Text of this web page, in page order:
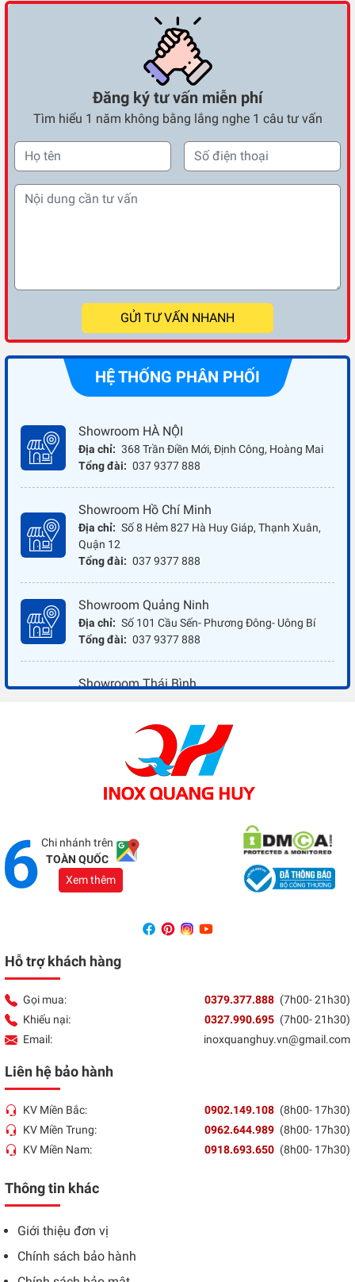
Đăng ký tư vấn miễn phí
Tìm hiểu 1 năm không bằng lắng nghe 1 câu tư vấn
GỬI TƯ VẤN NHANH
HỆ THỐNG PHÂN PHỐI
Showroom HÀ NỘI
Địa chỉ: 368 Trần Điền Mới, Định Công, Hoàng Mai
Tổng đài: 037 9377 888
Showroom Hồ Chí Minh
Địa chỉ: Số 8 Hẻm 827 Hà Huy Giáp, Thạnh Xuân,
Quận 12
Tổng đài: 037 9377 888
Showroom Quảng Ninh
Địa chỉ: Số 101 Cầu Sến- Phương Đông- Uông Bí
Tổng đài: 037 9377 888
Showroom Thái Bình
037 9377 888
Showroom Đồng Nai
Địa chỉ: 1066 - QL 51 Tổ 3- Ấp Đồng- Phước Tân-
Chi nhánh trên
TOÀN QUỐC
Xem thêm
Hỗ trợ khách hàng
Gọi mua: 0379.377.888 (7h00- 21h30)
Khiếu nại:
0327.990.695 (7h00- 21h30)
Email:
inoxquanghuy.vn@gmail.com
Liên hệ bảo hành
KV Miền Bắc: 0902.149.108 (8h00- 17h30)
KV Miền Trung:
0962.644.989 (8h00- 17h30)
KV Miền Nam:
0918.693.650 (8h00- 17h30)
Thông tin khác
Giới thiệu đơn vị
Chính sách bảo hành